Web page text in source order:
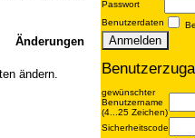
ändern.
Passwort
Benutzerdaten
gewünschter
Benutzername
(4...25 Zeichen)
Sicherheitscode